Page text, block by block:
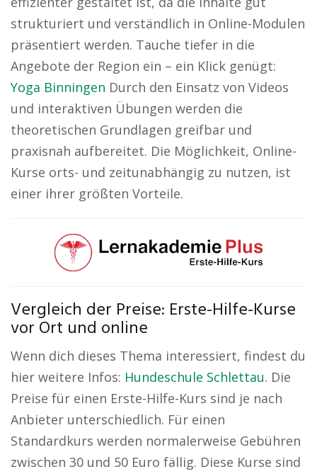
strukturiert und verständlich in Online-Modulen
präsentiert werden. Tauche tiefer in die
Angebote der Region ein – ein Klick genügt:
Yoga Binningen Durch den Einsatz von Videos
und interaktiven Übungen werden die
theoretischen Grundlagen greifbar und
praxisnah aufbereitet. Die Möglichkeit, Online-
Kurse orts- und zeitunabhängig zu nutzen, ist
einer ihrer größten Vorteile.
Vergleich der Preise: Erste-Hilfe-Kurse
vor Ort und online
Wenn dich dieses Thema interessiert, findest du
hier weitere Infos: Hundeschule Schlettau. Die
Preise für einen Erste-Hilfe-Kurs sind je nach
Anbieter unterschiedlich. Für einen
Standardkurs werden normalerweise Gebühren
zwischen 30 und 50 Euro fällig. Diese Kurse sind